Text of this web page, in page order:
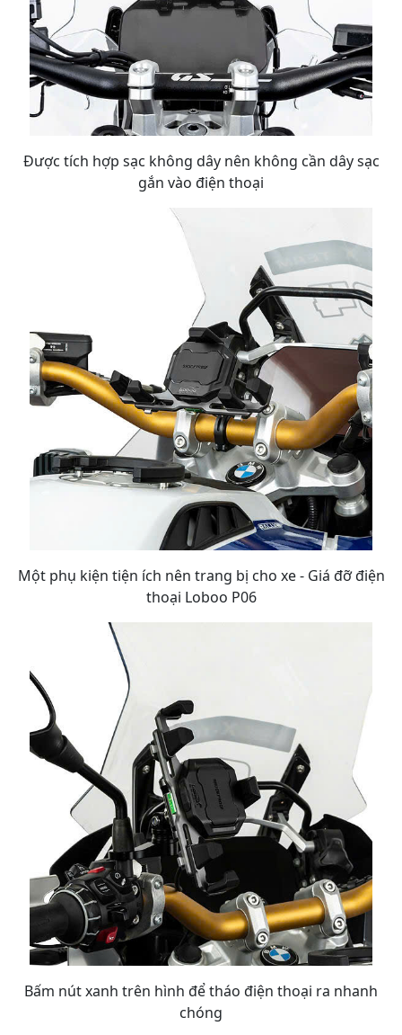
Được tích hợp sạc không dây nên không cần dây sạc
gắn vào điện thoại
Một phụ kiện tiện ích nên trang bị cho xe - Giá đỡ điện
thoại Loboo P06
Bấm nút xanh trên hình để tháo điện thoại ra nhanh
chóng